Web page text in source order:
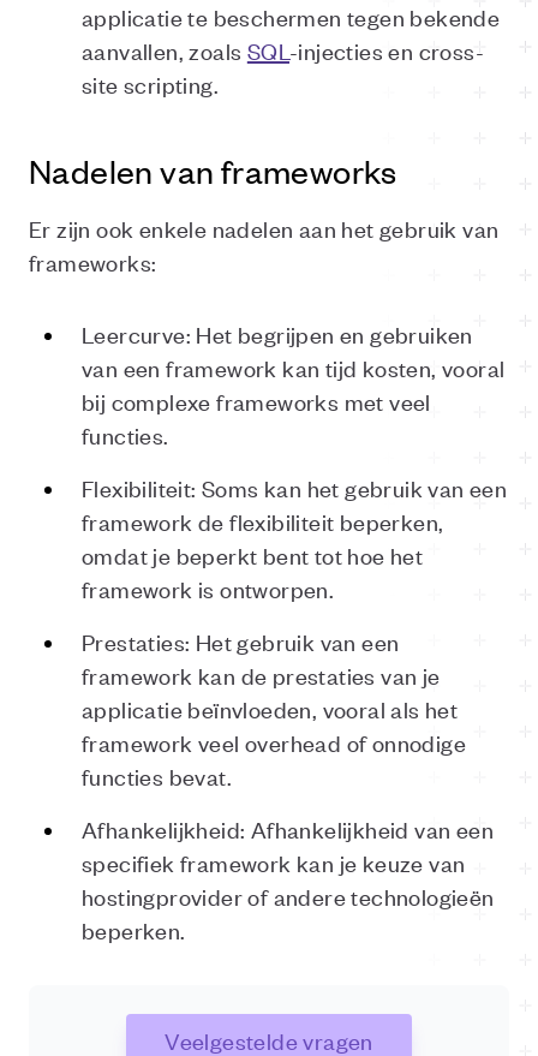
applicatie te beschermen tegen bekende
aanvallen, zoals SQL -injecties en cross-
site scripting.
Nadelen van frameworks
Er zijn ook enkele nadelen aan het gebruik van
frameworks:
Leercurve: Het begrijpen en gebruiken
van een framework kan tijd kosten, vooral
bij complexe frameworks met veel
functies.
Flexibiliteit: Soms kan het gebruik van een
framework de flexibiliteit beperken,
omdat je beperkt bent tot hoe het
framework is ontworpen.
Prestaties: Het gebruik van een
framework kan de prestaties van je
applicatie beïnvloeden, vooral als het
framework veel overhead of onnodige
functies bevat.
Afhankelijkheid: Afhankelijkheid van een
specifiek framework kan je keuze van
hostingprovider of andere technologieën
beperken.
Veelgestelde vragen